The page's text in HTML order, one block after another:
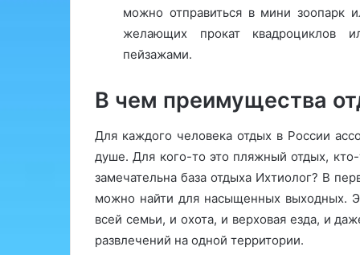
можно отправиться в мини зоопарк
желающих прокат квадроциклов
пейзажами.
В чем преимущества
Для каждого человека отдых в России
душе. Для кого-то это пляжный отдых,
замечательна база отдыха Ихтиолог? В
можно найти для насыщенных выходных.
всей семьи, и охота, и верховая езда, и
развлечений на одной территории.